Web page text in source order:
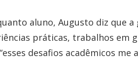
aluno, Augusto diz que
práticas, trabalhos em
desafios acadêmicos